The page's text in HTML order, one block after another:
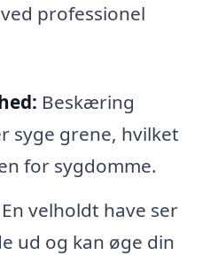
professionel
Beskæring
syge grene, hvilket
for sygdomme.
En velholdt have ser
ud og kan øge din